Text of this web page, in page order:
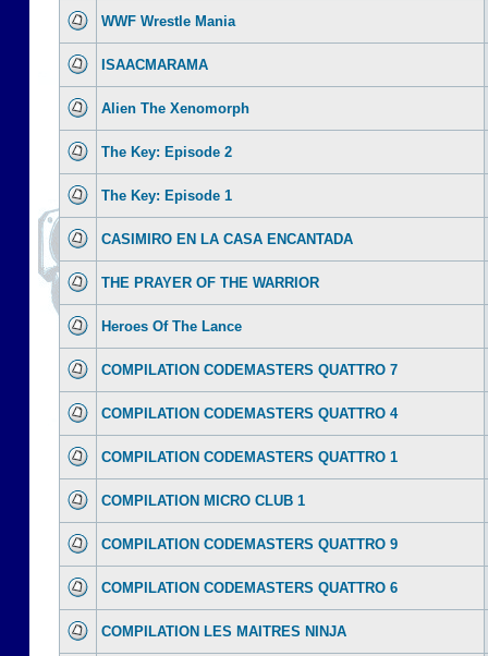
WWF Wrestle Mania
ISAACMARAMA
Alien The Xenomorph
The Key: Episode 2
The Key: Episode 1
CASIMIRO EN LA CASA ENCANTADA
THE PRAYER OF THE WARRIOR
Heroes Of The Lance
COMPILATION CODEMASTERS QUATTRO 7
COMPILATION CODEMASTERS QUATTRO 4
COMPILATION CODEMASTERS QUATTRO 1
COMPILATION MICRO CLUB 1
COMPILATION CODEMASTERS QUATTRO 9
COMPILATION CODEMASTERS QUATTRO 6
COMPILATION LES MAITRES NINJA